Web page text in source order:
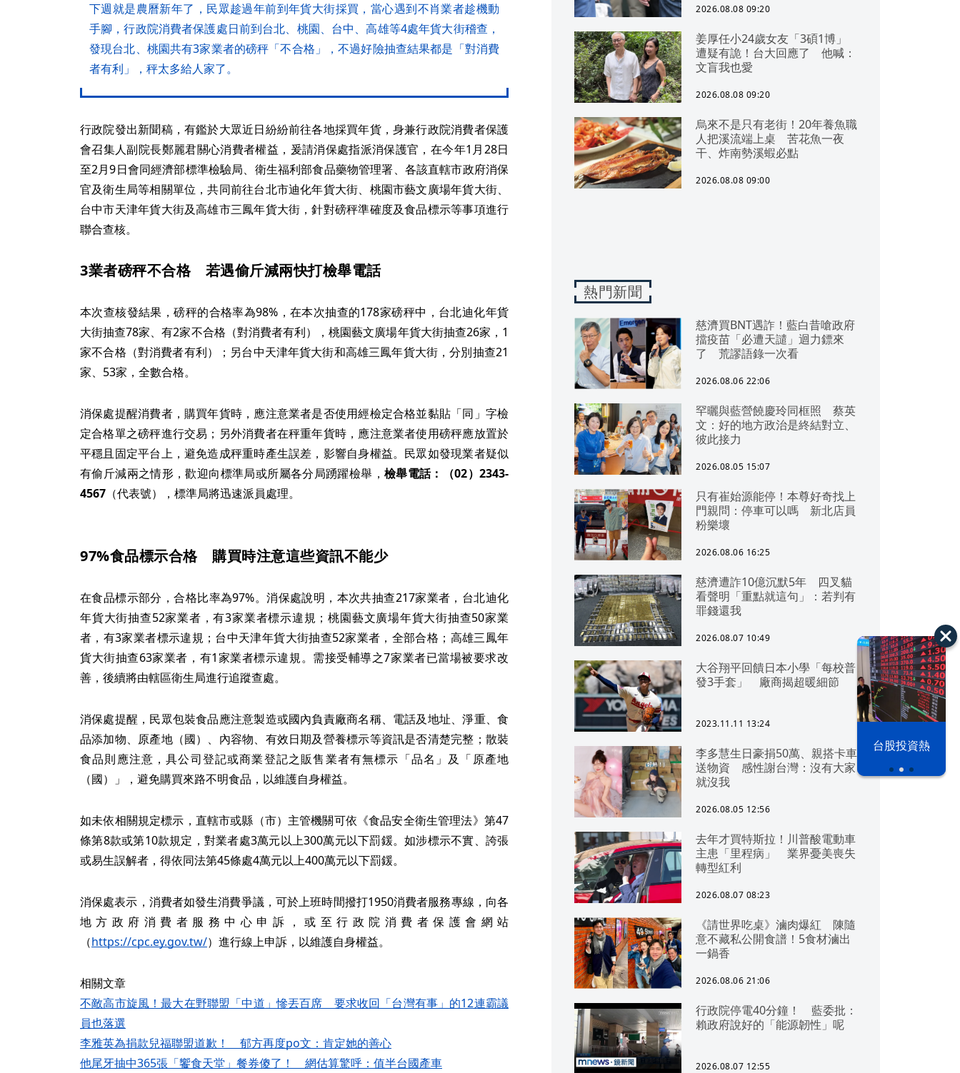
漢光42演習 台股投資熱
下週就是農曆新年了，民眾趁過年前到年貨大街採買，當心遇到不肖業者趁機動
手腳，行政院消費者保護處日前到台北、桃園、台中、高雄等4處年貨大街稽查，
發現台北、桃園共有3家業者的磅秤「不合格」，不過好險抽查結果都是「對消費
者有利」，秤太多給人家了。
行政院發出新聞稿，有鑑於大眾近日紛紛前往各地採買年貨，身兼行政院消費者保護
會召集人副院長鄭麗君關心消費者權益，爰請消保處指派消保護官，在今年1月28日
至2月9日會同經濟部標準檢驗局、衛生福利部食品藥物管理署、各該直轄市政府消保
官及衛生局等相關單位，共同前往台北市迪化年貨大街、桃園市藝文廣場年貨大街、
台中市天津年貨大街及高雄市三鳳年貨大街，針對磅秤準確度及食品標示等事項進行
聯合查核。
3業者磅秤不合格 若遇偷斤減兩快打檢舉電話
本次查核發結果，磅秤的合格率為98%，在本次抽查的178家磅秤中，台北迪化年貨
大街抽查78家、有2家不合格（對消費者有利），桃園藝文廣場年貨大街抽查26家，1
家不合格（對消費者有利）；另台中天津年貨大街和高雄三鳳年貨大街，分別抽查21
家、53家，全數合格。
消保處提醒消費者，購買年貨時，應注意業者是否使用經檢定合格並黏貼「同」字檢
定合格單之磅秤進行交易；另外消費者在秤重年貨時，應注意業者使用磅秤應放置於
平穩且固定平台上，避免造成秤重時產生誤差，影響自身權益。民眾如發現業者疑似
有偷斤減兩之情形，歡迎向標準局或所屬各分局踴躍檢舉， 檢舉電話：（02）2343-
4567 （代表號），標準局將迅速派員處理。
97%食品標示合格 購買時注意這些資訊不能少
在食品標示部分，合格比率為97%。消保處說明，本次共抽查217家業者，台北迪化
年貨大街抽查52家業者，有3家業者標示違規；桃園藝文廣場年貨大街抽查50家業
者，有3家業者標示違規；台中天津年貨大街抽查52家業者，全部合格；高雄三鳳年
貨大街抽查63家業者，有1家業者標示違規。需接受輔導之7家業者已當場被要求改
善，後續將由轄區衛生局進行追蹤查處。
消保處提醒，民眾包裝食品應注意製造或國內負責廠商名稱、電話及地址、淨重、食
品添加物、原產地（國）、內容物、有效日期及營養標示等資訊是否清楚完整；散裝
食品則應注意，具公司登記或商業登記之販售業者有無標示「品名」及「原產地
（國）」，避免購買來路不明食品，以維護自身權益。
如未依相關規定標示，直轄市或縣（市）主管機關可依《食品安全衛生管理法》第47
條第8款或第10款規定，對業者處3萬元以上300萬元以下罰鍰。如涉標示不實、誇張
或易生誤解者，得依同法第45條處4萬元以上400萬元以下罰鍰。
消保處表示，消費者如發生消費爭議，可於上班時間撥打1950消費者服務專線，向各
地方政府消費者服務中心申訴，或至行政院消費者保護會網站
（https://cpc.ey.gov.tw/）進行線上申訴，以維護自身權益。
相關文章
不敵高市旋風！最大在野聯盟「中道」慘丟百席 要求收回「台灣有事」的12連霸議
員也落選
李雅英為捐款兒福聯盟道歉！ 郁方再度po文：肯定她的善心
他尾牙抽中365張「饗食天堂」餐券傻了！ 網估算驚呼：值半台國產車
2026.08.08 09:20
姜厚任小24歲女友「3碩1博」
遭疑有詭！台大回應了 他喊：
文盲我也愛
2026.08.08 09:20
烏來不是只有老街！20年養魚職
人把溪流端上桌 苦花魚一夜
干、炸南勢溪蝦必點
2026.08.08 09:00
熱門新聞
慈濟買BNT遇詐！藍白昔嗆政府
擋疫苗「必遭天譴」迴力鏢來
了 荒謬語錄一次看
2026.08.06 22:06
罕曬與藍營饒慶玲同框照 蔡英
文：好的地方政治是終結對立、
彼此接力
2026.08.05 15:07
只有崔始源能停！本尊好奇找上
門親問：停車可以嗎 新北店員
粉樂壞
2026.08.06 16:25
慈濟遭詐10億沉默5年 四叉貓
看聲明「重點就這句」：若判有
罪錢還我
2026.08.07 10:49
大谷翔平回饋日本小學「每校普
發3手套」 廠商揭超暖細節
2023.11.11 13:24
李多慧生日豪捐50萬、親搭卡車
送物資 感性謝台灣：沒有大家
就沒我
2026.08.05 12:56
去年才買特斯拉！川普酸電動車
主患「里程病」 業界憂美喪失
轉型紅利
2026.08.07 08:23
《請世界吃桌》滷肉爆紅 陳隨
意不藏私公開食譜！5食材滷出
一鍋香
2026.08.06 21:06
行政院停電40分鐘！ 藍委批：
賴政府說好的「能源韌性」呢
2026.08.07 12:55